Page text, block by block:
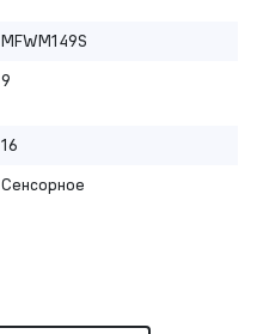
MFWM149S
9
16
Сенсорное